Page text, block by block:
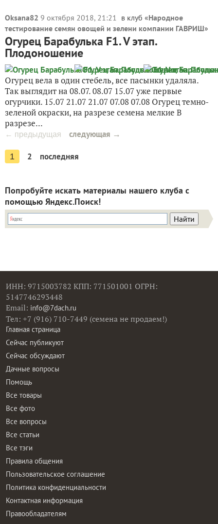
Oksana82 9 октября 2018, 21:21 в клуб «Народное
тестирование семян овощей и зелени компании ГАВРИШ»
Огурец Барабулька F1. V этап.
Плодоношение
Огурец вела в один стебель, все пасынки удаляла.
Так выглядит на 08.07. 08.07 15.07 уже первые
огурчики. 15.07 21.07 21.07 07.08 07.08 Огурец темно-
зеленой окраски, на разрезе семена мелкие В
разрезе...
← предыдущая следующая →
1 2 последняя
Попробуйте искать материалы нашего клуба с
помощью Яндекс.Поиск!
ИНН: 9715003782 КПП: 771501001 ОГРН:
5147746293448
Email: info@7dach.ru
Тел: +7 (916) 710-7449 (семена не продаем!)
Главная страница
Сейчас публикуют
Сейчас обсуждают
Дачные вопросы
Помощь
Все товары
Все фото
Все вопросы
Все статьи
Все тэги
Правила общения
Пользовательское соглашение
Политика конфиденциальности
Контактная информация
Правообладателям